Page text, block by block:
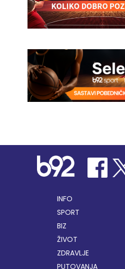
INFO
SPORT
BIZ
ŽIVOT
ZDRAVLJE
PUTOVANJA